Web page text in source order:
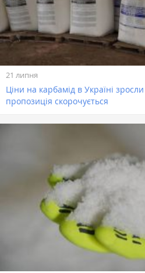
21 липня
Ціни на карбамід в Україні
пропозиція скорочується